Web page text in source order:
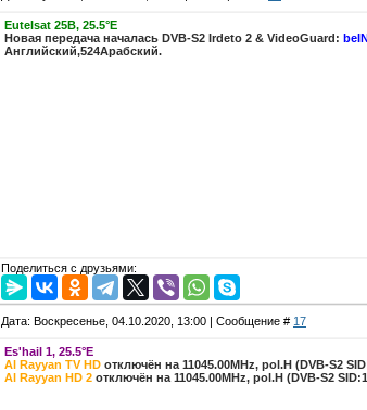
Eutelsat 25B, 25.5°E
Новая передача началась DVB-S2 Irdeto 2 & VideoGuard:
Английский,524Арабский.
Поделиться с друзьями:
Дата: Воскресенье, 04.10.2020, 13:00 | Сообщение # 17
Es'hail 1, 25.5°E
Al Rayyan TV HD отключён на 11045.00MHz, pol.H (DVB-S2
Al Rayyan HD 2 отключён на 11045.00MHz, pol.H (DVB-S2